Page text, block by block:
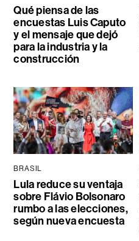
Qué piensa de las
encuestas Luis Caputo
y el mensaje que dejó
para la industria y la
construcción
BRASIL
Lula reduce su ventaja
sobre Flávio Bolsonaro
rumbo a las elecciones,
según nueva encuesta